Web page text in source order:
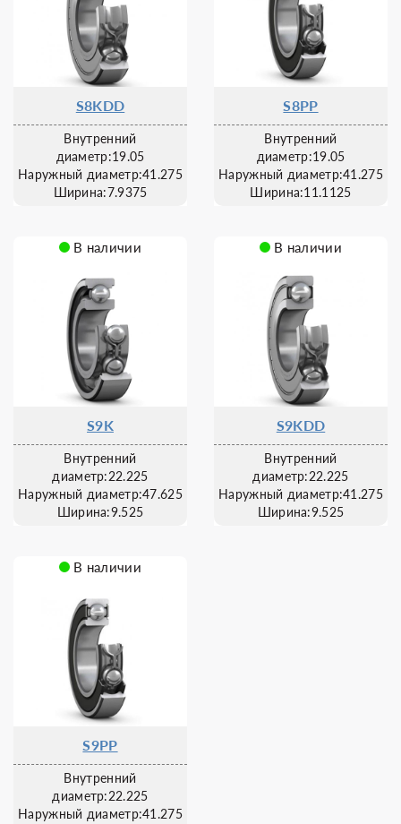
S8KDD
Внутренний
диаметр:19.05
Наружный диаметр:41.275
Ширина:7.9375
S8PP
Внутренний
диаметр:19.05
Наружный диаметр:41.275
Ширина:11.1125
В наличии
S9K
Внутренний
диаметр:22.225
Наружный диаметр:47.625
Ширина:9.525
В наличии
S9KDD
Внутренний
диаметр:22.225
Наружный диаметр:41.275
Ширина:9.525
В наличии
S9PP
Внутренний
диаметр:22.225
Наружный диаметр:41.275